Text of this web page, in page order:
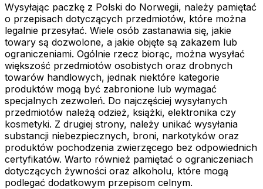
Wysyłając paczkę z Polski do Norwegii, należy pamiętać
o przepisach dotyczących przedmiotów, które można
legalnie przesyłać. Wiele osób zastanawia się, jakie
towary są dozwolone, a jakie objęte są zakazem lub
ograniczeniami. Ogólnie rzecz biorąc, można wysyłać
większość przedmiotów osobistych oraz drobnych
towarów handlowych, jednak niektóre kategorie
produktów mogą być zabronione lub wymagać
specjalnych zezwoleń. Do najczęściej wysyłanych
przedmiotów należą odzież, książki, elektronika czy
kosmetyki. Z drugiej strony, należy unikać wysyłania
substancji niebezpiecznych, broni, narkotyków oraz
produktów pochodzenia zwierzęcego bez odpowiednich
certyfikatów. Warto również pamiętać o ograniczeniach
dotyczących żywności oraz alkoholu, które mogą
podlegać dodatkowym przepisom celnym.